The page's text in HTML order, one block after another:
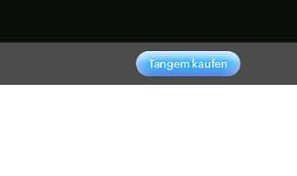
Tangem kaufen